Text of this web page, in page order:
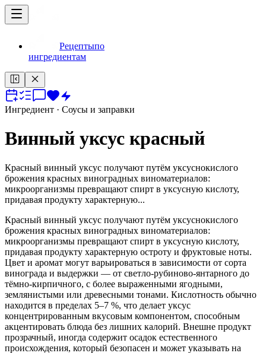
Рецептыпо
ингредиентам
Ингредиент · Соусы и заправки
Винный уксус красный
Красный винный уксус получают путём уксуснокислого
брожения красных виноградных виноматериалов:
микроорганизмы превращают спирт в уксусную кислоту,
придавая продукту характерную...
Красный винный уксус получают путём уксуснокислого
брожения красных виноградных виноматериалов:
микроорганизмы превращают спирт в уксусную кислоту,
придавая продукту характерную остроту и фруктовые ноты.
Цвет и аромат могут варьироваться в зависимости от сорта
винограда и выдержки — от светло-рубиново-янтарного до
тёмно-кирпичного, с более выраженными ягодными,
землянистыми или древесными тонами. Кислотность обычно
находится в пределах 5–7 %, что делает уксус
концентрированным вкусовым компонентом, способным
акцентировать блюда без лишних калорий. Внешне продукт
прозрачный, иногда содержит осадок естественного
происхождения, который безопасен и может указывать на